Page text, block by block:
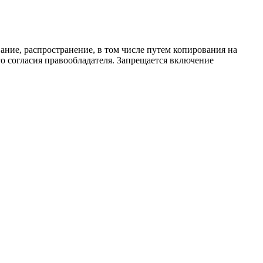
распространение, в том числе путем копирования на
правообладателя. Запрещается включение